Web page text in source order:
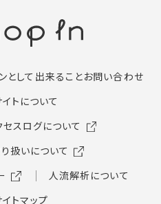
として出来ることお問い合わせ
トについて
スログについて
扱いについて
人流解析について
イトマップ